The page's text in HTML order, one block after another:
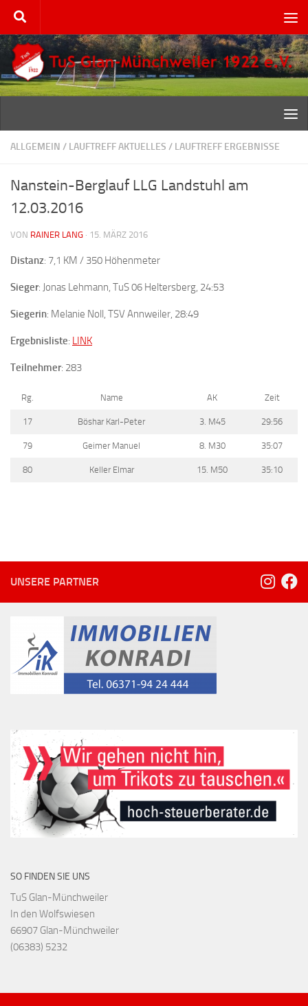
Zum Inhalt springen
ALLGEMEIN / LAUFTREFF AKTUELLES / LAUFTREFF ERGEBNISSE
Nanstein-Berglauf LLG Landstuhl am
12.03.2016
VON RAINER LANG · 15. MÄRZ 2016
Distanz: 7,1 KM / 350 Höhenmeter
Sieger: Jonas Lehmann, TuS 06 Heltersberg, 24:53
Siegerin: Melanie Noll, TSV Annweiler, 28:49
Ergebnisliste: LINK
Teilnehmer: 283
Rg. Name AK Zeit
17 Böshar Karl-Peter 3. M45 29:56
79 Geimer Manuel 8. M30 35:07
80 Keller Elmar 15. M50 35:10
UNSERE PARTNER
SO FINDEN SIE UNS
TuS Glan-Münchweiler
In den Wolfswiesen
66907 Glan-Münchweiler
(06383) 5232